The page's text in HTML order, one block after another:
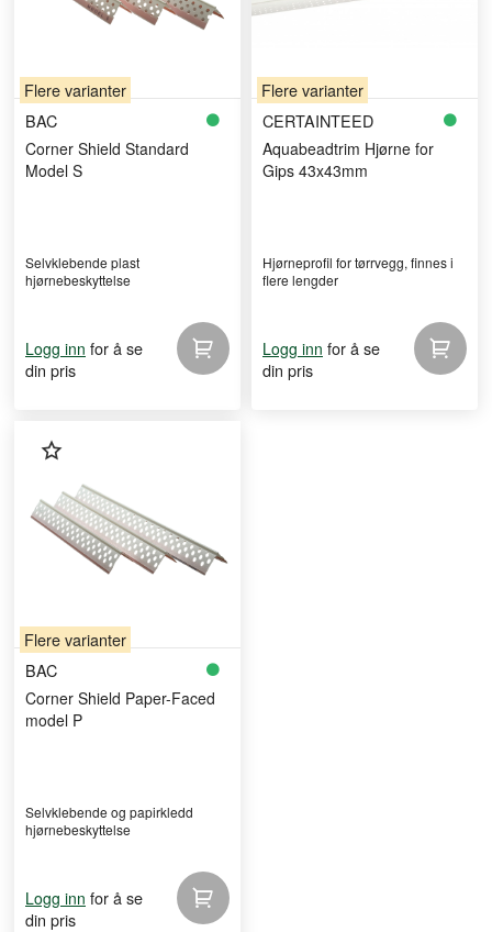
Flere varianter
BAC
Corner Shield Standard
Model S
Selvklebende plast
hjørnebeskyttelse
Logg inn for å se
din pris
Flere varianter
CERTAINTEED
Aquabeadtrim Hjørne for
Gips 43x43mm
Hjørneprofil for tørrvegg, finnes i
flere lengder
Logg inn for å se
din pris
Flere varianter
BAC
Corner Shield Paper-Faced
model P
Selvklebende og papirkledd
hjørnebeskyttelse
Logg inn for å se
din pris